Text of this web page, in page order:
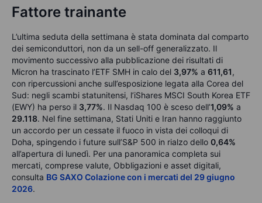
Fattore trainante
L’ultima seduta della settimana è stata dominata dal comparto
dei semiconduttori, non da un sell-off generalizzato. Il
movimento successivo alla pubblicazione dei risultati di
Micron ha trascinato l’ETF SMH in calo del 3,97% a 611,61,
con ripercussioni anche sull’esposizione legata alla Corea del
Sud: negli scambi statunitensi, l’iShares MSCI South Korea ETF
(EWY) ha perso il 3,77%. Il Nasdaq 100 è sceso dell’1,09% a
29.118. Nel fine settimana, Stati Uniti e Iran hanno raggiunto
un accordo per un cessate il fuoco in vista dei colloqui di
Doha, spingendo i future sull’S&P 500 in rialzo dello 0,64%
all’apertura di lunedì. Per una panoramica completa sui
mercati, comprese valute, Obbligazioni e asset digitali,
consulta BG SAXO Colazione con i mercati del 29 giugno
2026.